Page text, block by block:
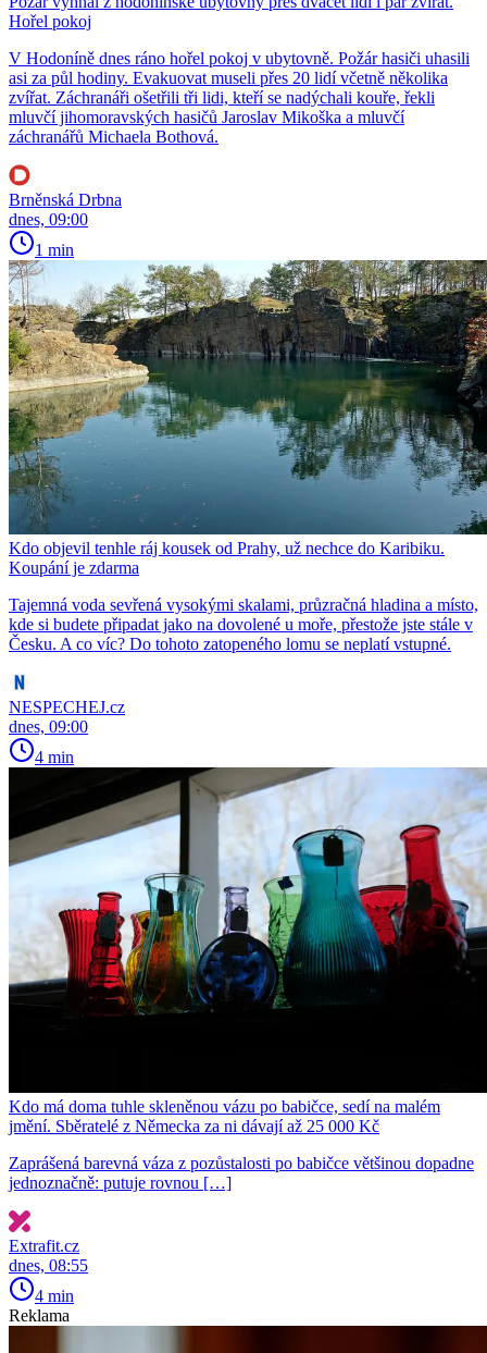
Hořel pokoj
V Hodoníně dnes ráno hořel pokoj v ubytovně. Požár hasiči uhasili
asi za půl hodiny. Evakuovat museli přes 20 lidí včetně několika
zvířat. Záchranáři ošetřili tři lidi, kteří se nadýchali kouře, řekli
mluvčí jihomoravských hasičů Jaroslav Mikoška a mluvčí
záchranářů Michaela Bothová.
Brněnská Drbna
dnes, 09:00
1 min
Kdo objevil tenhle ráj kousek od Prahy, už nechce do Karibiku.
Koupání je zdarma
Tajemná voda sevřená vysokými skalami, průzračná hladina a místo,
kde si budete připadat jako na dovolené u moře, přestože jste stále v
Česku. A co víc? Do tohoto zatopeného lomu se neplatí vstupné.
NESPECHEJ.cz
dnes, 09:00
4 min
Kdo má doma tuhle skleněnou vázu po babičce, sedí na malém
jmění. Sběratelé z Německa za ni dávají až 25 000 Kč
Zaprášená barevná váza z pozůstalosti po babičce většinou dopadne
jednoznačně: putuje rovnou […]
Extrafit.cz
dnes, 08:55
4 min
Reklama